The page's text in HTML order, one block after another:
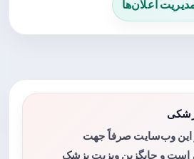
اعلان‌ها
این وب‌سایت صرفاً جهت
است و جایگزین ویزیت پزشک